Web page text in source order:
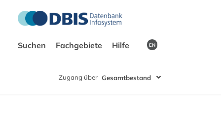
Suchen Fachgebiete Hilfe EN
Zugang über Gesamtbestand